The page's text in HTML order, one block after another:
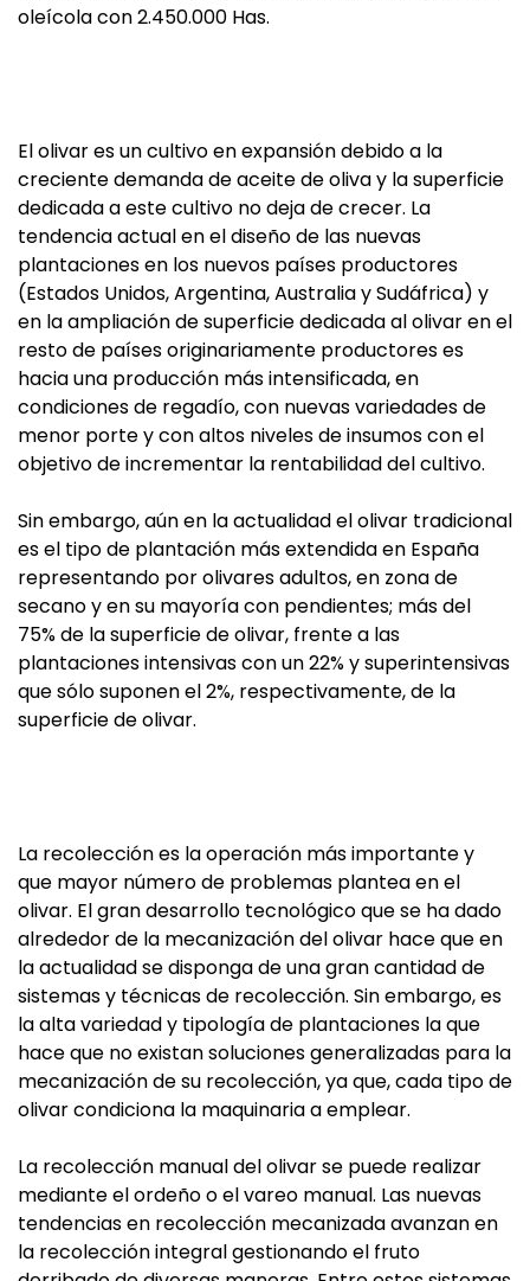
oleícola con 2.450.000 Has.
El olivar es un cultivo en expansión debido a la
creciente demanda de aceite de oliva y la superficie
dedicada a este cultivo no deja de crecer. La
tendencia actual en el diseño de las nuevas
plantaciones en los nuevos países productores
(Estados Unidos, Argentina, Australia y Sudáfrica) y
en la ampliación de superficie dedicada al olivar en el
resto de países originariamente productores es
hacia una producción más intensificada, en
condiciones de regadío, con nuevas variedades de
menor porte y con altos niveles de insumos con el
objetivo de incrementar la rentabilidad del cultivo.
Sin embargo, aún en la actualidad el olivar tradicional
es el tipo de plantación más extendida en España
representando por olivares adultos, en zona de
secano y en su mayoría con pendientes; más del
75% de la superficie de olivar, frente a las
plantaciones intensivas con un 22% y superintensivas
que sólo suponen el 2%, respectivamente, de la
superficie de olivar.
La recolección es la operación más importante y
que mayor número de problemas plantea en el
olivar. El gran desarrollo tecnológico que se ha dado
alrededor de la mecanización del olivar hace que en
la actualidad se disponga de una gran cantidad de
sistemas y técnicas de recolección. Sin embargo, es
la alta variedad y tipología de plantaciones la que
hace que no existan soluciones generalizadas para la
mecanización de su recolección, ya que, cada tipo de
olivar condiciona la maquinaria a emplear.
La recolección manual del olivar se puede realizar
mediante el ordeño o el vareo manual. Las nuevas
tendencias en recolección mecanizada avanzan en
la recolección integral gestionando el fruto